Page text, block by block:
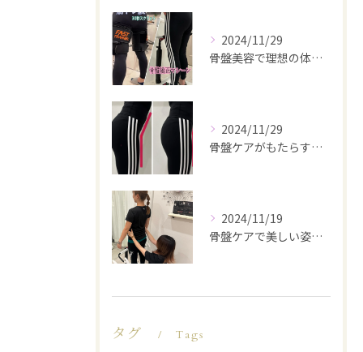
2024/11/29
骨盤美容で理想の体型を実現
2024/11/29
骨盤ケアがもたらす美と健康
2024/11/19
骨盤ケアで美しい姿勢を手に入れる
タグ Tags